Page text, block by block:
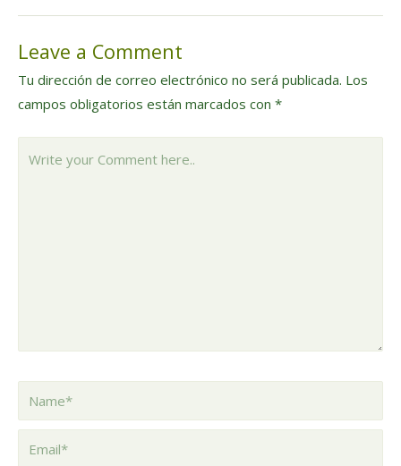
de
entradas
Leave a Comment
Tu dirección de correo electrónico no será publicada. Los
campos obligatorios están marcados con *